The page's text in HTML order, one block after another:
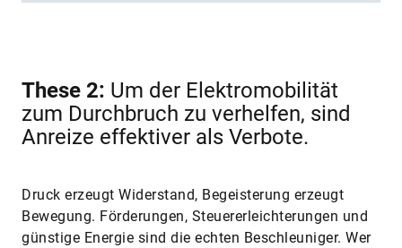
These 2: Um der Elektromobilität
zum Durchbruch zu verhelfen, sind
Anreize effektiver als Verbote.
Druck erzeugt Widerstand, Begeisterung erzeugt
Bewegung. Förderungen, Steuererleichterungen und
günstige Energie sind die echten Beschleuniger. Wer